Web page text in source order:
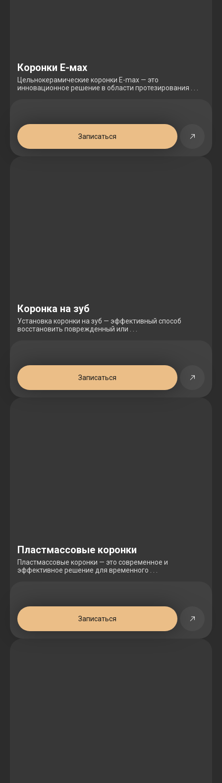
Коронки Е-мах
Цельнокерамические коронки E-max — это
инновационное решение в области протезирования . . .
Записаться
Коронка на зуб
Установка коронки на зуб — эффективный способ
восстановить поврежденный или . . .
Записаться
Пластмассовые коронки
Пластмассовые коронки — это современное и
эффективное решение для временного . . .
Записаться